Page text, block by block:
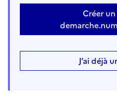
Créer
J’ai déjà